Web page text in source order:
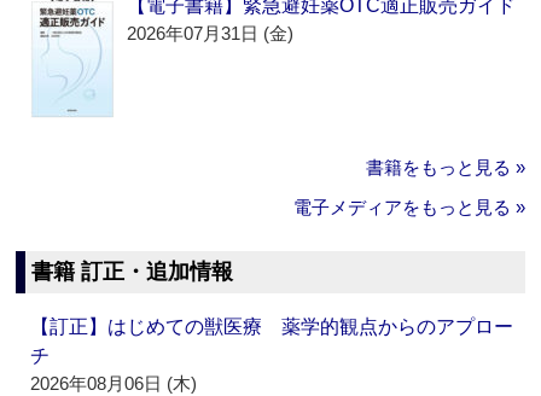
【電子書籍】緊急避妊薬OTC適正販売ガイド
2026年07月31日 (金)
書籍をもっと見る »
電子メディアをもっと見る »
書籍 訂正・追加情報
【訂正】はじめての獣医療 薬学的観点からのアプロー
チ
2026年08月06日 (木)